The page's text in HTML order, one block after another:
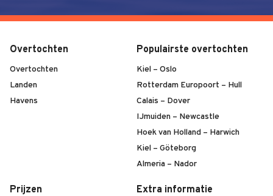
Overtochten
Overtochten
Landen
Havens
Populairste overtochten
Kiel – Oslo
Rotterdam Europoort – Hull
Calais – Dover
IJmuiden – Newcastle
Hoek van Holland – Harwich
Kiel – Göteborg
Almeria – Nador
Prijzen Extra informatie